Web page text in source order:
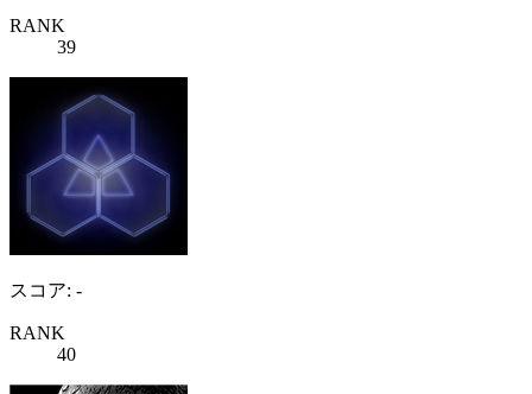
RANK
39
スコア: -
RANK
40